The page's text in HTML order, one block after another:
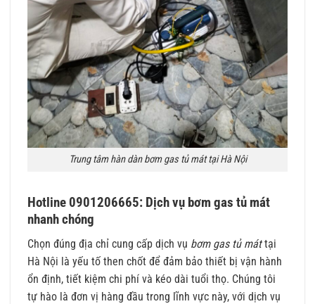
Trung tâm hàn dàn bơm gas tủ mát tại Hà Nội
Hotline 0901206665: Dịch vụ bơm gas tủ mát
nhanh chóng
Chọn đúng địa chỉ cung cấp dịch vụ bơm gas tủ máttại
Hà Nội là yếu tố then chốt để đảm bảo thiết bị vận hành
ổn định, tiết kiệm chi phí và kéo dài tuổi thọ. Chúng tôi
tự hào là đơn vị hàng đầu trong lĩnh vực này, với dịch vụ